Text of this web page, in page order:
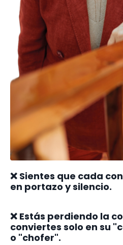
❌ Sientes que cada
en portazo y silencio.
❌ Estás perdiendo la
conviertes solo en su
o "chofer".